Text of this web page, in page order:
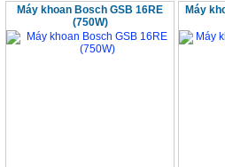
Máy khoan Bosch GSB 16RE
(750W)
Máy